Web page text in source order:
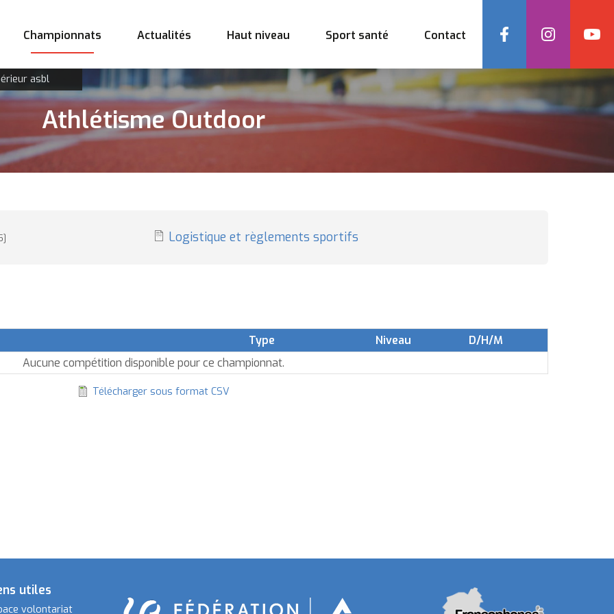
Championnats Actualités Haut niveau Sport santé Contact
Social
asbl
Athlétisme Outdoor
Logistique et règlements sportifs
Type Niveau
D/H/M
Aucune compétition disponible pour ce championnat.
Télécharger sous format CSV
utiles
volontariat